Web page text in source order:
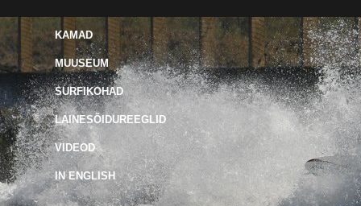
KAMAD
MUUSEUM
SURFIKOHAD
LAINESÕIDUREEGLID
VIDEOD
IN ENGLISH